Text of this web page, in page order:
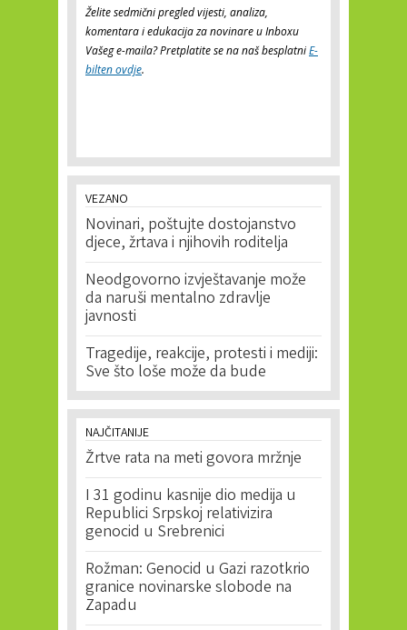
Želite sedmični pregled vijesti, analiza,
komentara i edukacija za novinare u Inboxu
Vašeg e-maila? Pretplatite se na naš besplatniE-
bilten ovdje.
VEZANO
Novinari, poštujte dostojanstvo
djece, žrtava i njihovih roditelja
Neodgovorno izvještavanje može
da naruši mentalno zdravlje
javnosti
Tragedije, reakcije, protesti i mediji:
Sve što loše može da bude
NAJČITANIJE
Žrtve rata na meti govora mržnje
I 31 godinu kasnije dio medija u
Republici Srpskoj relativizira
genocid u Srebrenici
Rožman: Genocid u Gazi razotkrio
granice novinarske slobode na
Zapadu